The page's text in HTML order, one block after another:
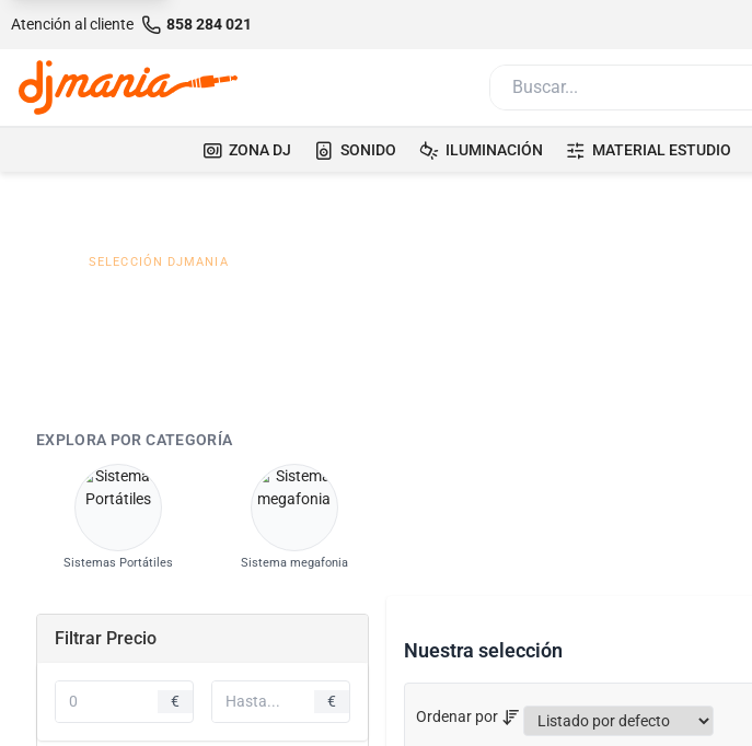
Atención al cliente 858 284 021
ZONA DJ SONIDO ILUMINACIÓN MATERIAL ESTUDIO
SELECCIÓN DJMANIA
EXPLORA POR CATEGORÍA
Sistemas Portátiles Sistema megafonia
Filtrar Precio
€ €
Nuestra selección
Ordenar por